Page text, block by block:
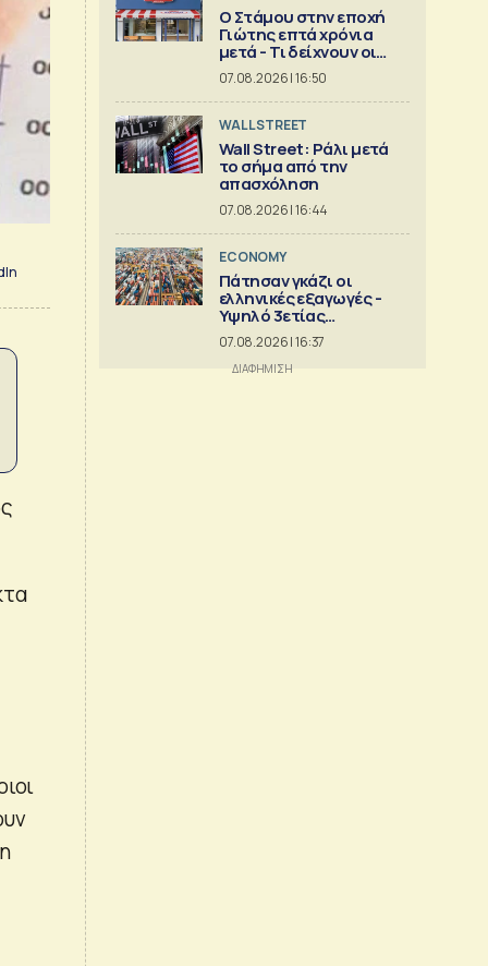
Ο Στάμου στην εποχή
Γιώτης επτά χρόνια
μετά - Τι δείχνουν οι
αριθμοί
07.08.2026 | 16:50
WALL STREET
Wall Street: Ράλι μετά
το σήμα από την
απασχόληση
07.08.2026 | 16:44
ECONOMY
Πάτησαν γκάζι οι
ελληνικές εξαγωγές -
Υψηλό 3ετίας
[γραφήματα]
07.08.2026 | 16:37